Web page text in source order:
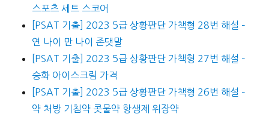
스포츠 세트 스코어
[PSAT 기출] 2023 5급 상황판단 가책형 28번 해설 –
연 나이 만 나이 존댓말
[PSAT 기출] 2023 5급 상황판단 가책형 27번 해설 –
승화 아이스크림 가격
[PSAT 기출] 2023 5급 상황판단 가책형 26번 해설 –
약 처방 기침약 콧물약 항생제 위장약